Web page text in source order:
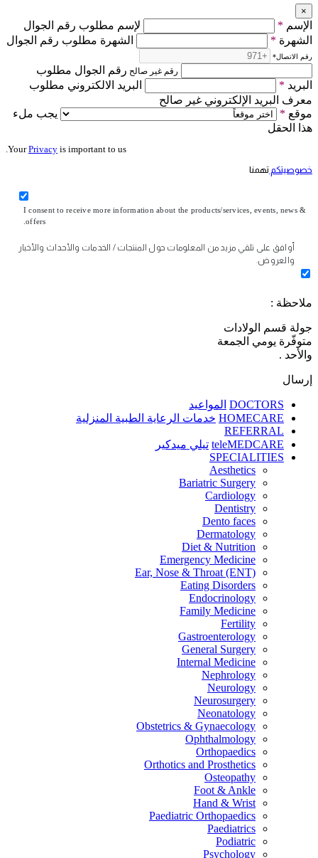
×
الإسم *
لإسم مطلوب رقم الجوال
الشهرة * الشهرة مطلوب رقم الجوال
رقم الاتصال*
رقم غير صالح رقم الجوال مطلوب
البريد *
البريد الالكتروني مطلوب
معرف البريد الإلكتروني غير صالح
موقع *
يجب ملء
هذا الحقل
YourPrivacy is important to us.
خصوصيتكم تهمنا
I consent to receive more information about the products/services, events, news &
offers.
أوافق على تلقي مزيد من المعلومات حول المنتجات / الخدمات والأحداث والأخبار
والعروض.
ملاحظة :
جولة قسم الولادات
متوفّرة يومي الجمعة
والأحد .
إرسال
DOCTORS المواعيد
HOMECARE خدمات الرعاية الطبية المنزلية
REFERRAL
teleMEDCARE تيلي ميدكير
SPECIALITIES
Aesthetics
Bariatric Surgery
Cardiology
Dentistry
Dento faces
Dermatology
Diet & Nutrition
Emergency Medicine
Ear, Nose & Throat (ENT)
Eating Disorders
Endocrinology
Family Medicine
Fertility
Gastroenterology
General Surgery
Internal Medicine
Nephrology
Neurology
Neurosurgery
Neonatology
Obstetrics & Gynaecology
Ophthalmology
Orthopaedics
Orthotics and Prosthetics
Osteopathy
Foot & Ankle
Hand & Wrist
Paediatric Orthopaedics
Paediatrics
Podiatric
Psychology